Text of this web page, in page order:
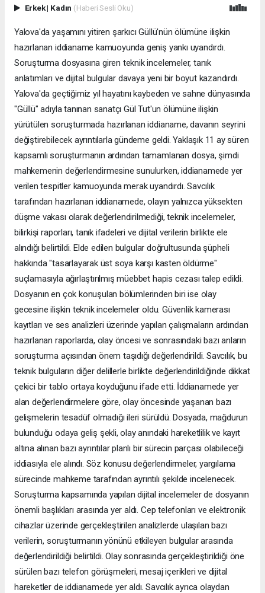
Erkek| Kadın (Haberi Sesli Oku)
Yalova'da yaşamını yitiren şarkıcı Güllü'nün ölümüne ilişkin
hazırlanan iddianame kamuoyunda geniş yankı uyandırdı.
Soruşturma dosyasına giren teknik incelemeler, tanık
anlatımları ve dijital bulgular davaya yeni bir boyut kazandırdı.
Yalova'da geçtiğimiz yıl hayatını kaybeden ve sahne dünyasında
"Güllü" adıyla tanınan sanatçı Gül Tut'un ölümüne ilişkin
yürütülen soruşturmada hazırlanan iddianame, davanın seyrini
değiştirebilecek ayrıntılarla gündeme geldi. Yaklaşık 11 ay süren
kapsamlı soruşturmanın ardından tamamlanan dosya, şimdi
mahkemenin değerlendirmesine sunulurken, iddianamede yer
verilen tespitler kamuoyunda merak uyandırdı. Savcılık
tarafından hazırlanan iddianamede, olayın yalnızca yüksekten
düşme vakası olarak değerlendirilmediği, teknik incelemeler,
bilirkişi raporları, tanık ifadeleri ve dijital verilerin birlikte ele
alındığı belirtildi. Elde edilen bulgular doğrultusunda şüpheli
hakkında "tasarlayarak üst soya karşı kasten öldürme"
suçlamasıyla ağırlaştırılmış müebbet hapis cezası talep edildi.
Dosyanın en çok konuşulan bölümlerinden biri ise olay
gecesine ilişkin teknik incelemeler oldu. Güvenlik kamerası
kayıtları ve ses analizleri üzerinde yapılan çalışmaların ardından
hazırlanan raporlarda, olay öncesi ve sonrasındaki bazı anların
soruşturma açısından önem taşıdığı değerlendirildi. Savcılık, bu
teknik bulguların diğer delillerle birlikte değerlendirildiğinde dikkat
çekici bir tablo ortaya koyduğunu ifade etti. İddianamede yer
alan değerlendirmelere göre, olay öncesinde yaşanan bazı
gelişmelerin tesadüf olmadığı ileri sürüldü. Dosyada, mağdurun
bulunduğu odaya geliş şekli, olay anındaki hareketlilik ve kayıt
altına alınan bazı ayrıntılar planlı bir sürecin parçası olabileceği
iddiasıyla ele alındı. Söz konusu değerlendirmeler, yargılama
sürecinde mahkeme tarafından ayrıntılı şekilde incelenecek.
Soruşturma kapsamında yapılan dijital incelemeler de dosyanın
önemli başlıkları arasında yer aldı. Cep telefonları ve elektronik
cihazlar üzerinde gerçekleştirilen analizlerde ulaşılan bazı
verilerin, soruşturmanın yönünü etkileyen bulgular arasında
değerlendirildiği belirtildi. Olay sonrasında gerçekleştirildiği öne
sürülen bazı telefon görüşmeleri, mesaj içerikleri ve dijital
hareketler de iddianamede yer aldı. Savcılık ayrıca olaydan